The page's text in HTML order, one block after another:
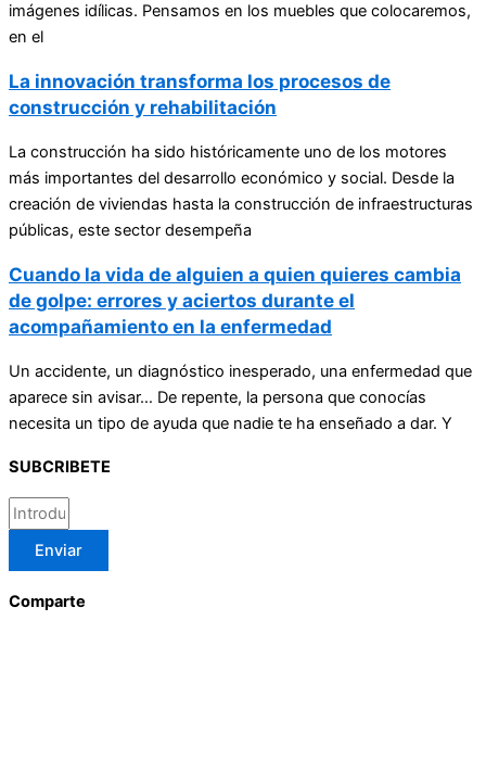
imágenes idílicas. Pensamos en los muebles que colocaremos,
en el
La innovación transforma los procesos de
construcción y rehabilitación
La construcción ha sido históricamente uno de los motores
más importantes del desarrollo económico y social. Desde la
creación de viviendas hasta la construcción de infraestructuras
públicas, este sector desempeña
Cuando la vida de alguien a quien quieres cambia
de golpe: errores y aciertos durante el
acompañamiento en la enfermedad
Un accidente, un diagnóstico inesperado, una enfermedad que
aparece sin avisar… De repente, la persona que conocías
necesita un tipo de ayuda que nadie te ha enseñado a dar. Y
SUBCRIBETE
Enviar
Comparte